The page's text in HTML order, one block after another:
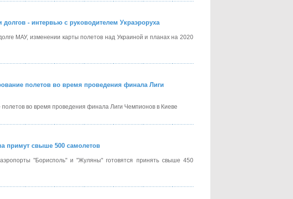
- интервью с руководителем Украэроруха
МАУ, изменении карты полетов над Украиной и планах на 2020
полетов во время проведения финала Лиги
во время проведения финала Лиги Чемпионов в Киеве
примут свыше 500 самолетов
"Борисполь" и "Жуляны" готовятся принять свыше 450